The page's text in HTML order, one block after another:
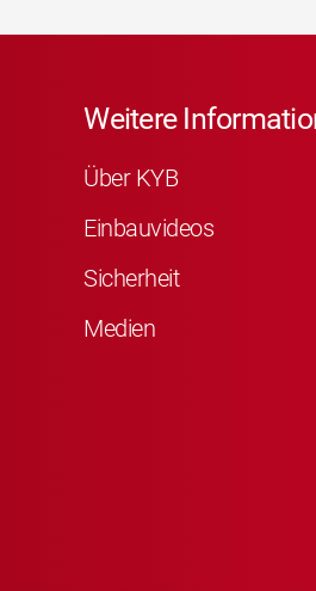
Weitere
Über KYB
Einbauvideos
Sicherheit
Medien